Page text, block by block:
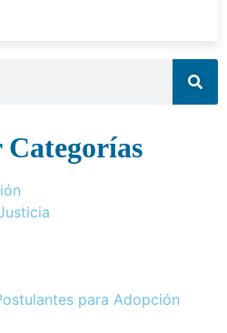
Categorías
para Adopción